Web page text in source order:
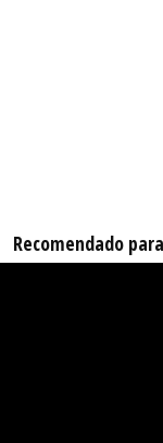
Recomendado